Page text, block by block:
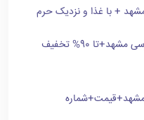
+ با غذا و نزدیک حرم
90% تخفیف